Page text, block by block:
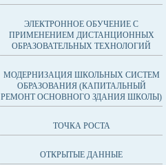
ЭЛЕКТРОННОЕ ОБУЧЕНИЕ С
ПРИМЕНЕНИЕМ ДИСТАНЦИОННЫХ
ОБРАЗОВАТЕЛЬНЫХ ТЕХНОЛОГИЙ
МОДЕРНИЗАЦИЯ ШКОЛЬНЫХ СИСТЕМ
ОБРАЗОВАНИЯ (КАПИТАЛЬНЫЙ
РЕМОНТ ОСНОВНОГО ЗДАНИЯ ШКОЛЫ)
ТОЧКА РОСТА
ОТКРЫТЫЕ ДАННЫЕ